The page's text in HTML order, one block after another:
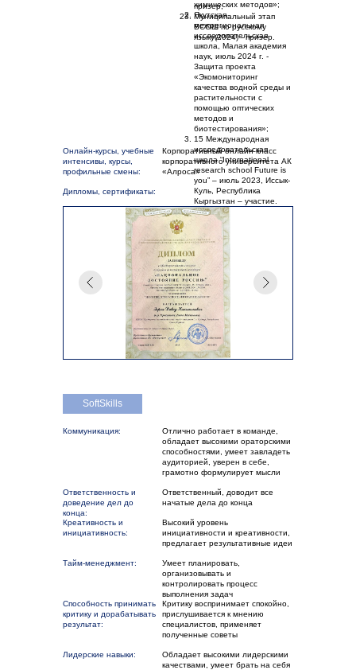
химических методов»;
Якутская
межрегиональная
исследовательская
школа, Малая академия
наук, июль 2024 г. -
Защита проекта
«Экомониторинг
качества водной среды и
растительности с
помощью оптических
методов и
биотестирования»;
15 Международная
исследовательская
школа “International
research school Future is
you” – июль 2023, Иссык-
Куль, Республика
Кыргызтан – участие.
Корпоративный онлайн класс
корпоративного университета АК
«Алроса»
Онлайн-курсы, учебные
интенсивы, курсы,
профильные смены:
призер;
Муниципальный этап
ВСОШ по русскому
языку(2024) - призер.
Дипломы, сертификаты:
Отлично работает в команде,
обладает высокими ораторскими
способностями, умеет завладеть
аудиторией, уверен в себе,
грамотно формулирует мысли
Коммуникация:
Ответственный, доводит все
начатые дела до конца
Ответственность и
доведение дел до
конца:
Высокий уровень
инициативности и креативности,
предлагает результативные идеи
Креативность и
инициативность:
Умеет планировать,
организовывать и
контролировать процесс
выполнения задач
Тайм-менеджмент:
Критику воспринимает спокойно,
прислушивается к мнению
специалистов, применяет
полученные советы
Способность принимать
критику и дорабатывать
результат:
Обладает высокими лидерскими
качествами, умеет брать на себя
Лидерские навыки:
SoftSkills